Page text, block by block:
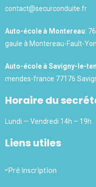
contact@securconduite.fr
Auto-école à Montereau:
gaule à Montereau-Fault-
Auto-école à Savigny-le-
mendes-france 77176
Horaire du
Lundi — Vendredi 14h –
Liens utiles
Pré inscription